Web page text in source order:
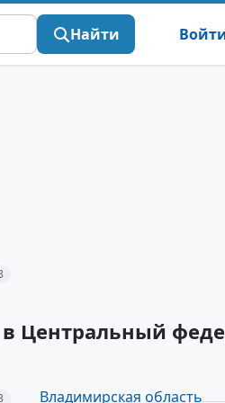
Найти
Центральный
Владимирская область